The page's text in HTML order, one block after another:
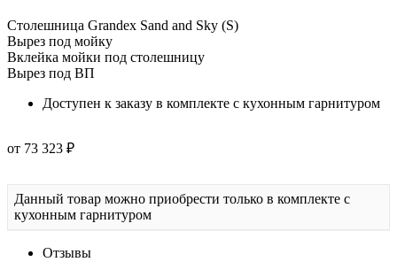
Столешница Grandex Sand and Sky (S)
Вырез под мойку
Вклейка мойки под столешницу
Вырез под ВП
Доступен к заказу в комплекте с кухонным гарнитуром
от 73 323 ₽
Данный товар можно приобрести только в комплекте с
кухонным гарнитуром
Отзывы